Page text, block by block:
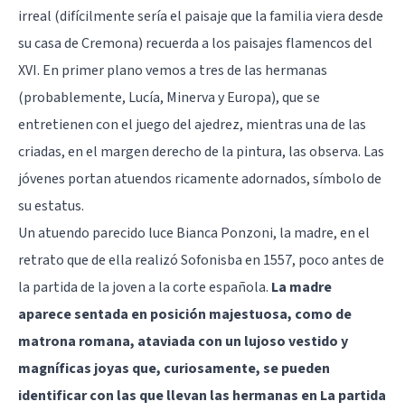
irreal (difícilmente sería el paisaje que la familia viera desde
su casa de Cremona) recuerda a los paisajes flamencos del
XVI. En primer plano vemos a tres de las hermanas
(probablemente, Lucía, Minerva y Europa), que se
entretienen con el juego del ajedrez, mientras una de las
criadas, en el margen derecho de la pintura, las observa. Las
jóvenes portan atuendos ricamente adornados, símbolo de
su estatus.
Un atuendo parecido luce Bianca Ponzoni, la madre, en el
retrato que de ella realizó Sofonisba en 1557, poco antes de
la partida de la joven a la corte española. La madre
aparece sentada en posición majestuosa, como de
matrona romana, ataviada con un lujoso vestido y
magníficas joyas que, curiosamente, se pueden
identificar con las que llevan las hermanas en La partida